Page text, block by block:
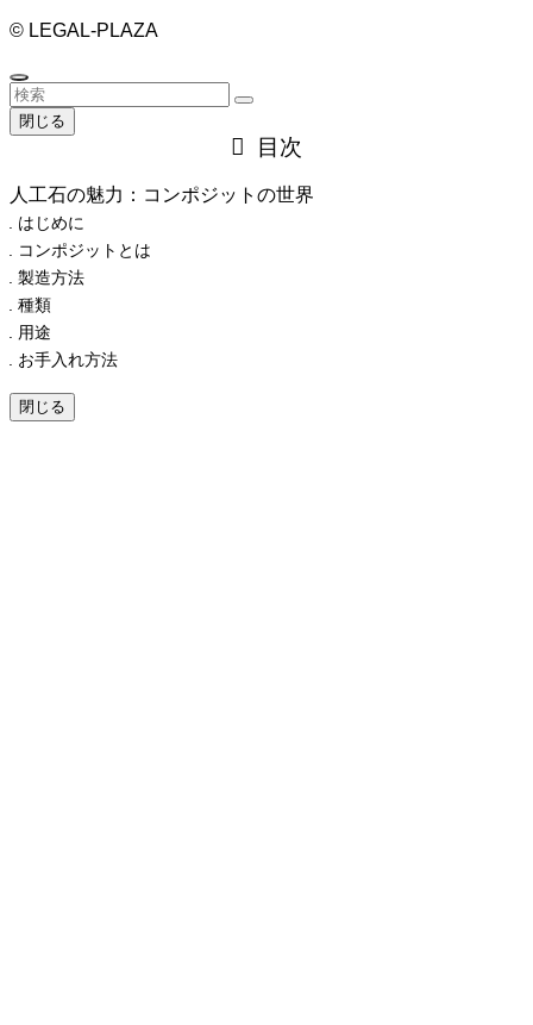
© LEGAL-PLAZA
閉じる
目次
人工石の魅力：コンポジットの世界
はじめに
コンポジットとは
製造方法
種類
用途
お手入れ方法
閉じる